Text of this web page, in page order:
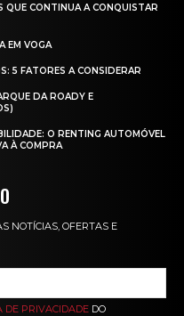
QUE CONTINUA A CONQUISTAR
EM VOGA
5 FATORES A CONSIDERAR
DA ROADY E
O RENTING AUTOMÓVEL
À COMPRA
NOTÍCIAS, OFERTAS E
DE PRIVACIDADE DO